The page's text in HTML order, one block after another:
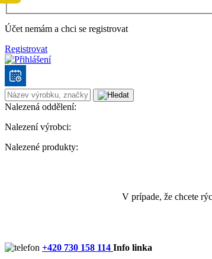
Účet nemám a chci se registrovat
Registrovat
Nalezená oddělení:
Nalezení výrobci:
Nalezené produkty:
V prípade, že chcete
+420 730 158 114 Info linka